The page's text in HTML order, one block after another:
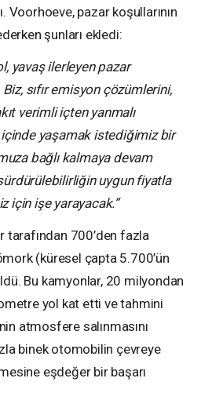
Voorhoeve, pazar koşullarının
şunları ekledi:
yavaş ilerleyen pazar
sıfır emisyon çözümlerini,
verimli içten yanmalı
yaşamak istediğimiz bir
bağlı kalmaya devam
uygun fiyatla
için işe yarayacak.”
tarafından 700’den fazla
(küresel çapta 5.700’ün
Bu kamyonlar, 20 milyondan
yol kat etti ve tahmini
atmosfere salınmasını
binek otomobilin çevreye
eşdeğer bir başarı